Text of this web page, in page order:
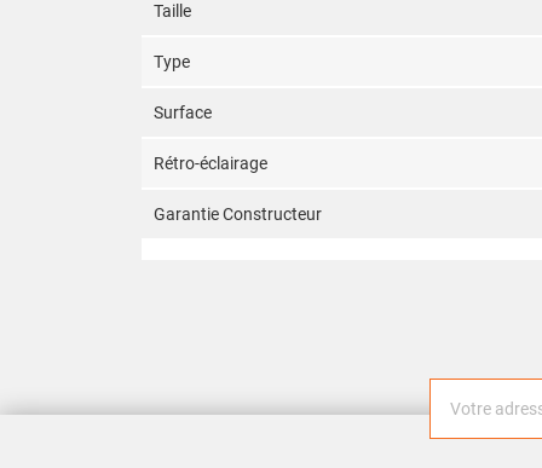
Taille
Type
Surface
Rétro-éclairage
Garantie Constructeur